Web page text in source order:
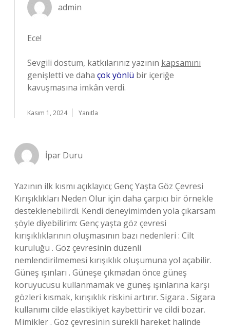
admin
Ece!
Sevgili dostum, katkılarınız yazının kapsamını
genişletti ve daha çok yönlü bir içeriğe
kavuşmasına imkân verdi.
Kasım 1, 2024 Yanıtla
İpar Duru
Yazının ilk kısmı açıklayıcı; Genç Yaşta Göz Çevresi
Kırışıklıkları Neden Olur için daha çarpıcı bir örnekle
desteklenebilirdi. Kendi deneyimimden yola çıkarsam
şöyle diyebilirim: Genç yaşta göz çevresi
kırışıklıklarının oluşmasının bazı nedenleri : Cilt
kuruluğu . Göz çevresinin düzenli
nemlendirilmemesi kırışıklık oluşumuna yol açabilir.
Güneş ışınları . Güneşe çıkmadan önce güneş
koruyucusu kullanmamak ve güneş ışınlarına karşı
gözleri kısmak, kırışıklık riskini artırır. Sigara . Sigara
kullanımı cilde elastikiyet kaybettirir ve cildi bozar.
Mimikler . Göz çevresinin sürekli hareket halinde